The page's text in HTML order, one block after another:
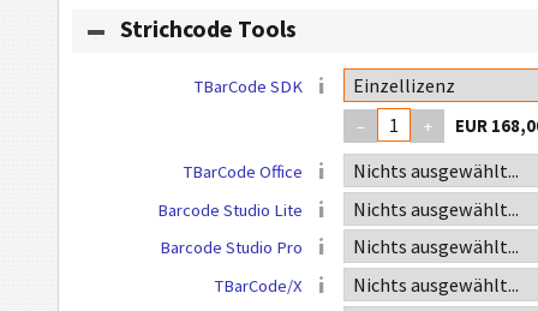
Strichcode Tools
TBarCode SDK
–
+
TBarCode Office
Barcode Studio Lite
Barcode Studio Pro
TBarCode/X